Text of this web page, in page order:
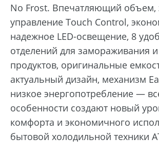
No Frost. Впечатляющий объем,
управление Touch Control,
надежное LED-освещение, 8
отделений для замораживания
продуктов, оригинальные
актуальный дизайн, механизм
низкое энергопотребление —
особенности создают новый
комфорта и экономичного
бытовой холодильной техники